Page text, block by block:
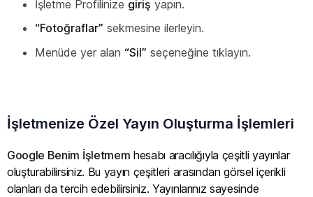
İşletme Profilinize giriş yapın.
“Fotoğraflar” sekmesine ilerleyin.
Menüde yer alan “Sil” seçeneğine tıklayın.
İşletmenize Özel Yayın Oluşturma İşlemleri
Google Benim İşletmem hesabı aracılığıyla çeşitli yayınlar
oluşturabilirsiniz. Bu yayın çeşitleri arasından görsel içerikli
olanları da tercih edebilirsiniz. Yayınlarınız sayesinde